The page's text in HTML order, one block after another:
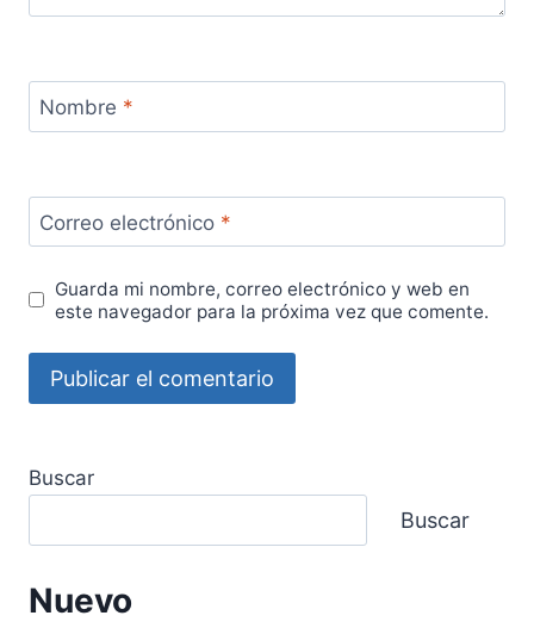
Nombre *
Correo electrónico *
Guarda mi nombre, correo electrónico y web en
este navegador para la próxima vez que comente.
Buscar
Buscar
Nuevo